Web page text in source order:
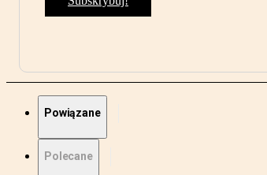
Powiązane
Polecane